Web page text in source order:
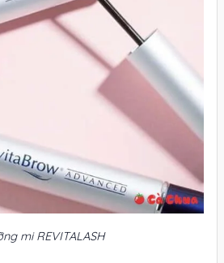
mi REVITALASH